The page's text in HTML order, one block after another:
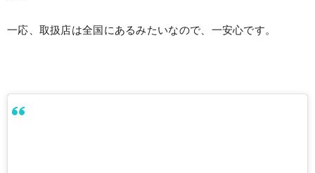
一応、取扱店は全国にあるみたいなので、一安心です。